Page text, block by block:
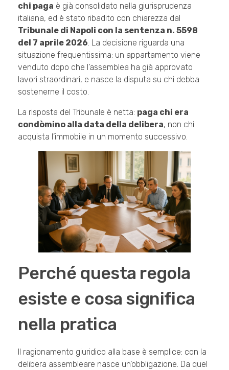
chi paga è già consolidato nella giurisprudenza
italiana, ed è stato ribadito con chiarezza dal
Tribunale di Napoli con la sentenza n. 5598
del 7 aprile 2026 . La decisione riguarda una
situazione frequentissima: un appartamento viene
venduto dopo che l’assemblea ha già approvato
lavori straordinari, e nasce la disputa su chi debba
sostenerne il costo.
La risposta del Tribunale è netta: paga chi era
condòmino alla data della delibera, non chi
acquista l’immobile in un momento successivo.
Perché questa regola
esiste e cosa significa
nella pratica
Il ragionamento giuridico alla base è semplice: con la
delibera assembleare nasce un’obbligazione. Da quel